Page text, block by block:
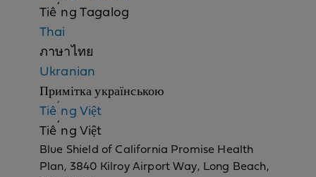
Tiếng Tagalog
Thai
ภาษาไทย
Ukranian
Примітка українською
Tiếng Việt
Tiếng Việt
Blue Shield of California Promise Health
Plan, 3840 Kilroy Airport Way, Long Beach,